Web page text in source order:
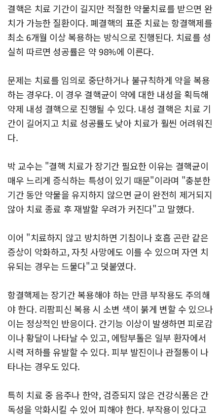
결핵은 치료 기간이 길지만 적절한 약물치료를 받으면 완
치가 가능한 질환이다. 폐결핵의 표준 치료는 항결핵제를
최소 6개월 이상 복용하는 방식으로 진행된다. 치료를 성
실히 따르면 성공률은 약 98%에 이른다.
문제는 치료를 임의로 중단하거나 불규칙하게 약을 복용
하는 경우다. 이 경우 결핵균이 약에 대한 내성을 획득해
약제 내성 결핵으로 진행될 수 있다. 내성 결핵은 치료 기
간이 길어지고 치료 성공률도 낮아 치료가 훨씬 어려워진
다.
박 교수는 "결핵 치료가 장기간 필요한 이유는 결핵균이
매우 느리게 증식하는 특성이 있기 때문"이라며 "충분한
기간 동안 약물을 유지하지 않으면 균이 완전히 제거되지
않아 치료 종료 후 재발할 우려가 커진다"고 말했다.
이어 "치료하지 않고 방치하면 기침이나 호흡 곤란 같은
증상이 악화하고, 자칫 사망에도 이를 수 있으며 자연 치
유되는 경우는 드물다"고 덧붙였다.
항결핵제는 장기간 복용해야 하는 만큼 부작용도 주의해
야 한다. 리팜피신 복용 시 소변 색이 붉게 변할 수 있으나
이는 정상적인 반응이다. 간기능 이상이 발생하면 피로감
이나 황달이 나타날 수 있고, 에탐부톨은 일부 환자에서
시력 저하를 유발할 수 있다. 피부 발진이나 관절통이 나
타나는 경우도 있다.
특히 치료 중 음주나 한약, 검증되지 않은 건강식품은 간
독성을 악화시킬 수 있어 피해야 한다. 부작용이 있다고